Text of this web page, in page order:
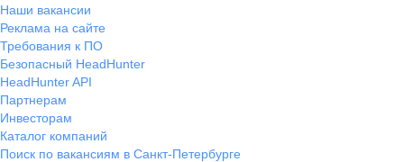
Наши вакансии
Реклама на сайте
Требования к ПО
Безопасный HeadHunter
HeadHunter API
Партнерам
Инвесторам
Каталог компаний
Поиск по вакансиям в Санкт-Петербурге